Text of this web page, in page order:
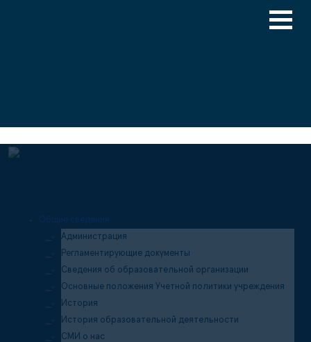
Общие сведения
Администрация
Регламентирующие документы
Сведения об образовательной организации
Основные положения Учетной политики учреждения
История
История образовательной деятельности
СМИ о нас